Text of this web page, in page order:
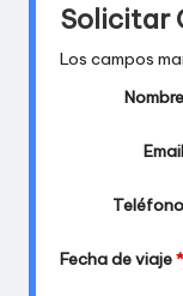
Solicitar
Los campos
Nombre
Email
Teléfono
Fecha de viaje*